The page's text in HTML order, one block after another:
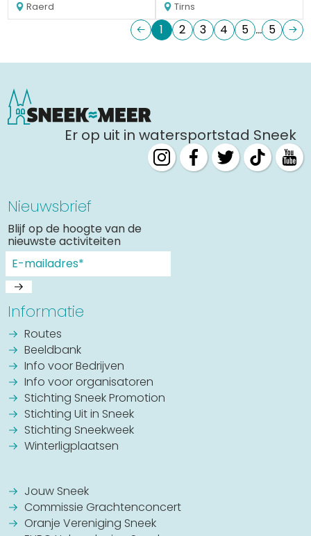
Raerd
Tirns
1 2 3 4 5 5
Er op uit in watersportstad Sneek
Nieuwsbrief
Blijf op de hoogte van de
nieuwste activiteiten
Informatie
Routes
Beeldbank
Info voor Bedrijven
Info voor organisatoren
Stichting Sneek Promotion
Stichting Uit in Sneek
Stichting Sneekweek
Winterligplaatsen
Jouw Sneek
Commissie Grachtenconcert
Oranje Vereniging Sneek